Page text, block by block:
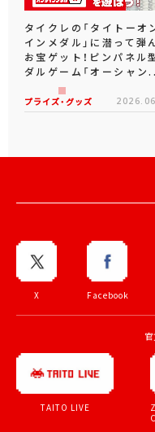
タイクレの「タイトーオ
インメダル」に潜って弾
お宝ゲット！ピンパネル
ダルゲーム「オーシャン
プライズ・グッズ
X Facebook
TAITO LIVE